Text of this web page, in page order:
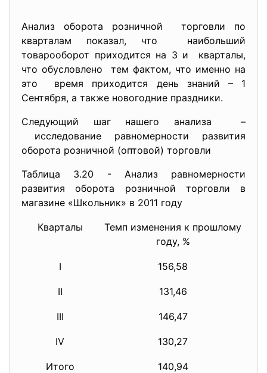
Анализ оборота розничной торговли по
кварталам показал, что наибольший
товарооборот приходится на 3 и кварталы,
что обусловлено тем фактом, что именно на
это время приходится день знаний – 1
Сентября, а также новогодние праздники.
Следующий шаг нашего анализа –
исследование равномерности развития
оборота розничной (оптовой) торговли
Таблица 3.20 - Анализ равномерности
развития оборота розничной торговли в
магазине «Школьник» в 2011 году
Кварталы
Темп изменения к прошлому
году, %
I 156,58
II 131,46
III 146,47
IV 130,27
Итого 140,94